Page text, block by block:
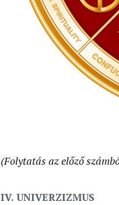
(Folytatás az előző
IV. UNIVERZIZMUS